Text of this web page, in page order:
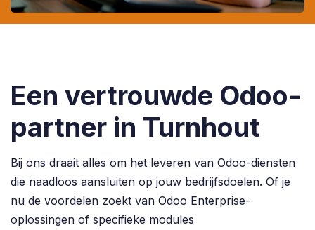
Een vertrouwde Odoo-
partner in Turnhout
Bij ons draait alles om het leveren van Odoo-diensten
die naadloos aansluiten op jouw bedrijfsdoelen. Of je
nu de voordelen zoekt van Odoo Enterprise-
oplossingen of specifieke modules